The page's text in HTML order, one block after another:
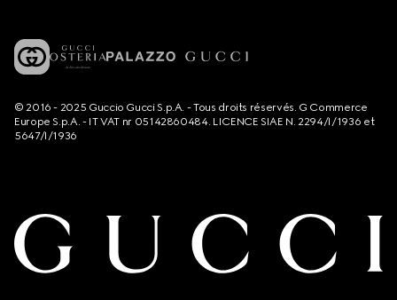
© 2016 - 2025 Guccio Gucci S.p.A. - Tous droits réservés. G Commerce
Europe S.p.A. - IT VAT nr 05142860484. LICENCE SIAE N. 2294/I/1936 et
5647/I/1936